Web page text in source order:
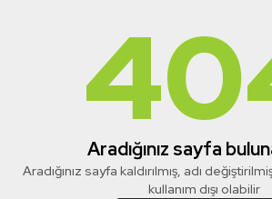
Aradığınız sayfa
Aradığınız sayfa kaldırılmış, adı
kullanım dışı olabilir